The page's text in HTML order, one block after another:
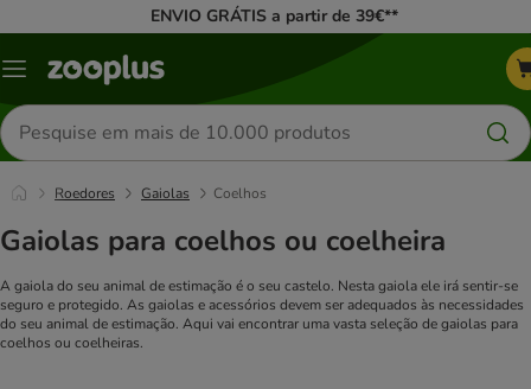
ENVIO GRÁTIS a partir de 39€**
Menu
Pesquisar
produtos
Roedores Gaiolas Coelhos
Gaiolas para coelhos ou coelheira
A gaiola do seu animal de estimação é o seu castelo. Nesta gaiola ele irá sentir-se
seguro e protegido. As gaiolas e acessórios devem ser adequados às necessidades
do seu animal de estimação. Aqui vai encontrar uma vasta seleção de gaiolas para
coelhos ou coelheiras.